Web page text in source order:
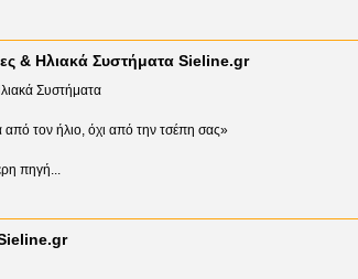
& Ηλιακά Συστήματα Sieline.gr
Συστήματα
από τον ήλιο, όχι από την τσέπη σας»
πηγή...